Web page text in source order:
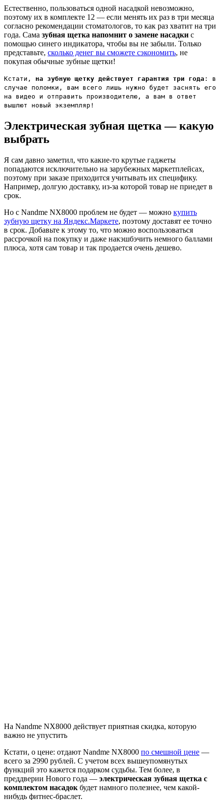
Естественно, пользоваться одной насадкой невозможно,
поэтому их в комплекте 12 — если менять их раз в три месяца
согласно рекомендации стоматологов, то как раз хватит на три
года. Сама зубная щетка напомнит о замене насадки с
помощью синего индикатора, чтобы вы не забыли. Только
представьте, сколько денег вы сможете сэкономить, не
покупая обычные зубные щетки!
Кстати, на зубную щетку действует гарантия три года : в
случае поломки, вам всего лишь нужно будет заснять его
на видео и отправить производителю, а вам в ответ
вышлют новый экземпляр!
Электрическая зубная щетка — какую
выбрать
Я сам давно заметил, что какие-то крутые гаджеты
попадаются исключительно на зарубежных маркетплейсах,
поэтому при заказе приходится учитывать их специфику.
Например, долгую доставку, из-за которой товар не приедет в
срок.
Но с Nandme NX8000 проблем не будет — можно купить
зубную щетку на Яндекс.Маркете, поэтому доставят ее точно
в срок. Добавьте к этому то, что можно воспользоваться
рассрочкой на покупку и даже накэшбэчить немного баллами
плюса, хотя сам товар и так продается очень дешево.
На Nandme NX8000 действует приятная скидка, которую
важно не упустить
Кстати, о цене: отдают Nandme NX8000 по смешной цене —
всего за 2990 рублей. С учетом всех вышеупомянутых
функций это кажется подарком судьбы. Тем более, в
преддверии Нового года — электрическая зубная щетка с
комплектом насадок будет намного полезнее, чем какой-
нибудь фитнес-браслет.